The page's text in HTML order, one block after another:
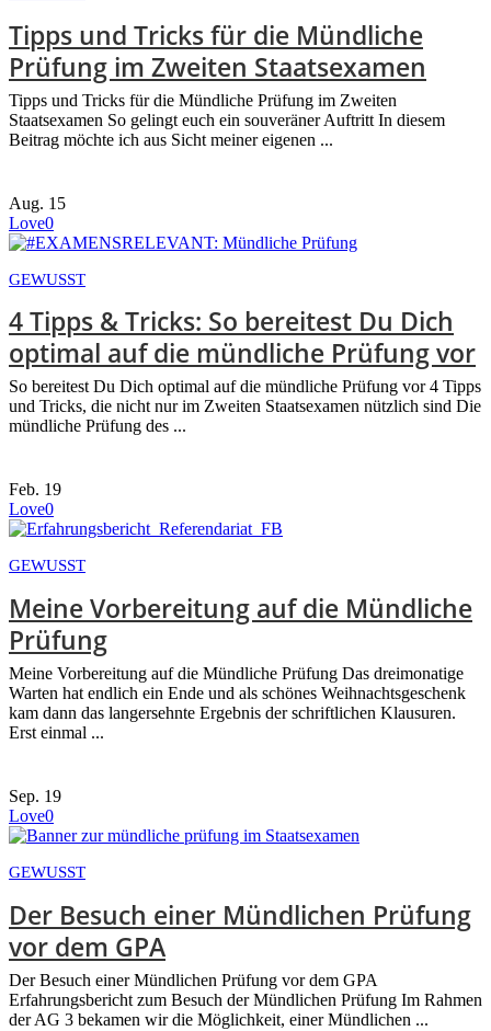
Tipps und Tricks für die Mündliche
Prüfung im Zweiten Staatsexamen
Tipps und Tricks für die Mündliche Prüfung im Zweiten
Staatsexamen So gelingt euch ein souveräner Auftritt In diesem
Beitrag möchte ich aus Sicht meiner eigenen ...
Aug. 15
Love0
GEWUSST
4 Tipps & Tricks: So bereitest Du Dich
optimal auf die mündliche Prüfung vor
So bereitest Du Dich optimal auf die mündliche Prüfung vor 4 Tipps
und Tricks, die nicht nur im Zweiten Staatsexamen nützlich sind Die
mündliche Prüfung des ...
Feb. 19
Love0
GEWUSST
Meine Vorbereitung auf die Mündliche
Prüfung
Meine Vorbereitung auf die Mündliche Prüfung Das dreimonatige
Warten hat endlich ein Ende und als schönes Weihnachtsgeschenk
kam dann das langersehnte Ergebnis der schriftlichen Klausuren.
Erst einmal ...
Sep. 19
Love0
GEWUSST
Der Besuch einer Mündlichen Prüfung
vor dem GPA
Der Besuch einer Mündlichen Prüfung vor dem GPA
Erfahrungsbericht zum Besuch der Mündlichen Prüfung Im Rahmen
der AG 3 bekamen wir die Möglichkeit, einer Mündlichen ...